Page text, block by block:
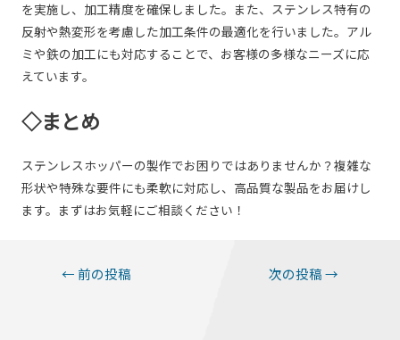
を実施し、加工精度を確保しました。また、ステンレス特有の
反射や熱変形を考慮した加工条件の最適化を行いました。アル
ミや鉄の加工にも対応することで、お客様の多様なニーズに応
えています。
◇まとめ
ステンレスホッパーの製作でお困りではありませんか？複雑な
形状や特殊な要件にも柔軟に対応し、高品質な製品をお届けし
ます。まずはお気軽にご相談ください！
投← 前の投稿 次の投稿→